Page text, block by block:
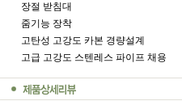
장절 받침대
줌기능 장착
고탄성 고강도 카본 경량설계
고급 고강도 스텐레스 파이프 채용